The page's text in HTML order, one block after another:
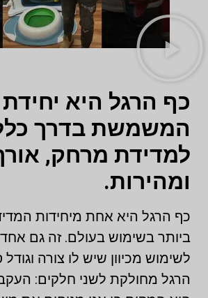
כף הרגל היא
המשמשת בדרך
למדידת מרחק,
ומהירות.
כף הרגל היא אחת מיחידות
ביותר בשימוש בעולם. זה גם
לשימוש מכיוון שיש לו צורה
הרגל מחולקת לשני חלקים: